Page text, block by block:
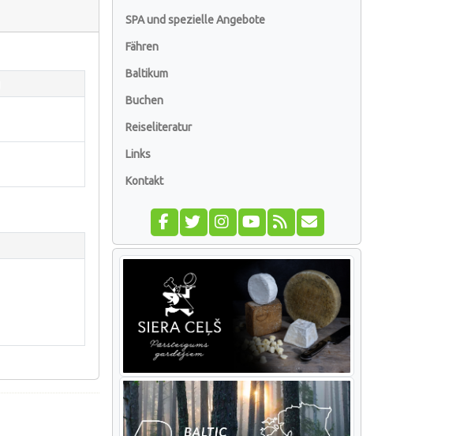
SPA und spezielle Angebote
Fähren
Baltikum
Buchen
Reiseliteratur
Links
Kontakt